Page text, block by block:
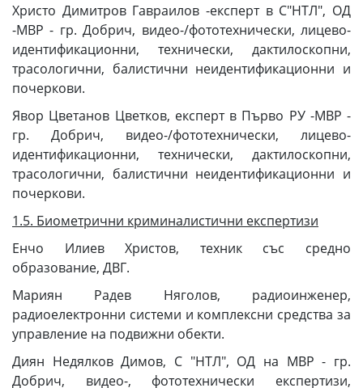
Христо Димитров Гавраилов -експерт в С"НТЛ", ОД
-МВР - гр. Добрич, видео-/фототехнически, лицево-
идентификационни, технически, дактилоскопни,
трасологични, балистични неидентификационни и
почеркови.
Явор Цветанов Цветков, експерт в Първо РУ -МВР -
гр. Добрич, видео-/фототехнически, лицево-
идентификационни, технически, дактилоскопни,
трасологични, балистични неидентификационни и
почеркови.
1.5. Биометрични криминалистични експертизи
Енчо Илиев Христов, техник със средно
образование, ДВГ.
Мариян Радев Няголов, радиоинженер,
радиоелектронни системи и комплексни средства за
управление на подвижни обекти.
Диян Недялков Димов, С "НТЛ", ОД на МВР - гр.
Добрич, видео-, фототехнически експертизи,